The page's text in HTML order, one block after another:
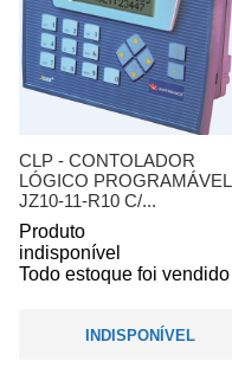
CLP - CONTOLADOR
LÓGICO PROGRAMÁVEL
JZ10-11-R10 C/...
Produto
indisponível
Todo estoque foi vendido
INDISPONÍVEL